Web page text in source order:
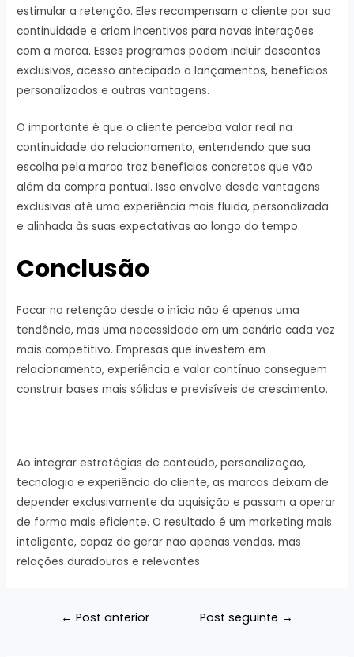
estimular a retenção. Eles recompensam o cliente por sua
continuidade e criam incentivos para novas interações
com a marca. Esses programas podem incluir descontos
exclusivos, acesso antecipado a lançamentos, benefícios
personalizados e outras vantagens.
O importante é que o cliente perceba valor real na
continuidade do relacionamento, entendendo que sua
escolha pela marca traz benefícios concretos que vão
além da compra pontual. Isso envolve desde vantagens
exclusivas até uma experiência mais fluida, personalizada
e alinhada às suas expectativas ao longo do tempo.
Conclusão
Focar na retenção desde o início não é apenas uma
tendência, mas uma necessidade em um cenário cada vez
mais competitivo. Empresas que investem em
relacionamento, experiência e valor contínuo conseguem
construir bases mais sólidas e previsíveis de crescimento.
Ao integrar estratégias de conteúdo, personalização,
tecnologia e experiência do cliente, as marcas deixam de
depender exclusivamente da aquisição e passam a operar
de forma mais eficiente. O resultado é um marketing mais
inteligente, capaz de gerar não apenas vendas, mas
relações duradouras e relevantes.
Navegação
← Post anterior Post seguinte →